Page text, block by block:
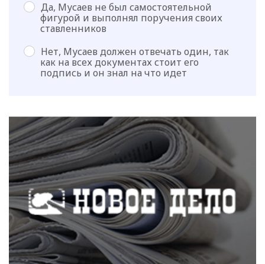
Да, Мусаев не был самостоятельной
фигурой и выполнял поручения своих
ставленников
Нет, Мусаев должен отвечать один, так
как на всех документах стоит его
подпись и он знал на что идет